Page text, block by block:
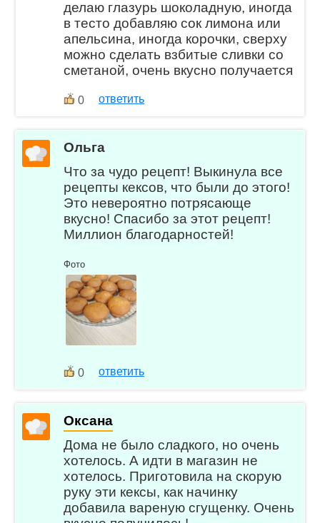
делаю глазурь шоколадную, иногда
в тесто добавляю сок лимона или
апельсина, иногда корочки, сверху
можно сделать взбитые сливки со
сметаной, очень вкусно получается
0 ответить
Ольга
Что за чудо рецепт! Выкинула все
рецепты кексов, что были до этого!
Это невероятно потрясающе
вкусно! Спасибо за этот рецепт!
Миллион благодарностей!
Фото
0 ответить
Оксана
Дома не было сладкого, но очень
хотелось. А идти в магазин не
хотелось. Приготовила на скорую
руку эти кексы, как начинку
добавила вареную сгущенку. Очень